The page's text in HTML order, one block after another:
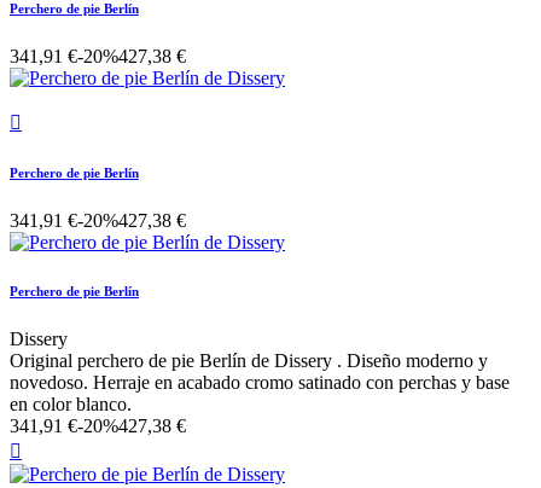
Perchero de pie Berlín
341,91 €-20%427,38 €

Perchero de pie Berlín
341,91 €-20%427,38 €
Perchero de pie Berlín
Dissery
Original perchero de pie Berlín de Dissery . Diseño moderno y
novedoso. Herraje en acabado cromo satinado con perchas y base
en color blanco.
341,91 €-20%427,38 €
